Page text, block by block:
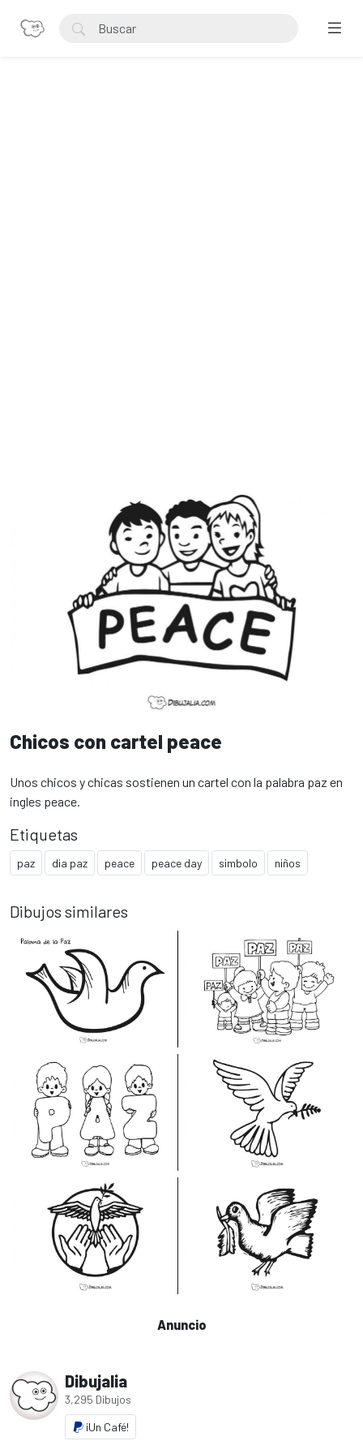
Chicos con cartel peace
Unos chicos y chicas sostienen un cartel con la palabra paz en
ingles peace.
Etiquetas
paz dia paz peace peace day simbolo niños
Dibujos similares
Anuncio
Dibujalia
3,295 Dibujos
¡Un Café!